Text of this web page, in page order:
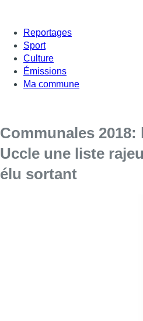
Reportages
Sport
Culture
Émissions
Ma commune
Communales 2018:
Uccle une liste
élu sortant